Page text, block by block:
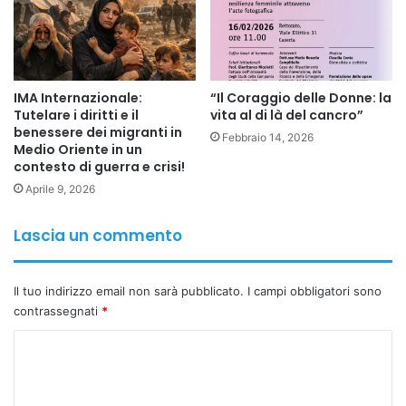
fenomeno della violenza contro gli operatori sanitari
colpisca soprattutto la componente femminile della
professione.
Interviene il Prof. Foad Aodi, medico fisiatra, giornalista e
divulgatore scientifico internazionale, esperto in salute
globale, membro del Registro Esperti FNOMCEO e
docente dell’Università di Tor Vergata.
«Le donne rappresentano oggi una componente centrale
del sistema sanitario», afferma Aodi. «Infermiere e
pazienti e con le famiglie, soprattutto nei pronto soccorso
e nei reparti più complessi. È proprio questa presenza
IMA Internazionale:
Tutelare i diritti e il
benessere dei migranti in
Medio Oriente in un
contesto di guerra e crisi!
Aprile 9, 2026
“Il Coraggio delle Donne: la
vita al di là del cancro”
Febbraio 14, 2026
Lascia un commento
Il tuo indirizzo email non sarà pubblicato. I campi obbligatori sono
contrassegnati *